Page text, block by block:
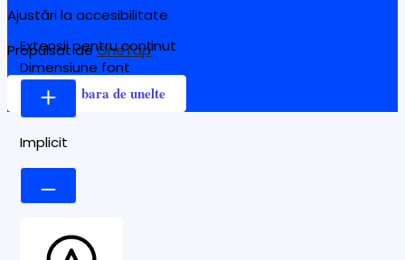
Ajustări la accesibilitate
Propulsat deOneTap
Ascunde bara de unelte
Extensii pentru conținut
Dimensiune font
Implicit